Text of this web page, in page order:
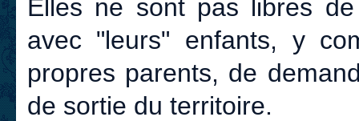
Elles ne sont pas libres
avec "leurs" enfants, y
propres parents, de
de sortie du territoire.